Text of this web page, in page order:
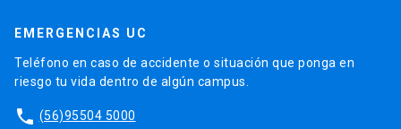
EMERGENCIAS UC
Teléfono en caso de accidente o situación que ponga en
riesgo tu vida dentro de algún campus.
phone (56)95504 5000